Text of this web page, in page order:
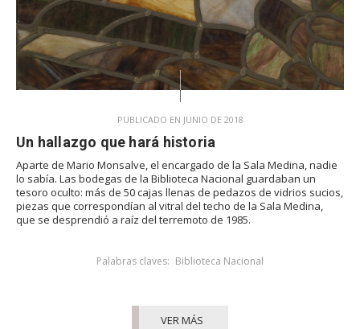
PUBLICADO EN JUNIO DE 2018
Un hallazgo que hará historia
Aparte de Mario Monsalve, el encargado de la Sala Medina, nadie
lo sabía. Las bodegas de la Biblioteca Nacional guardaban un
tesoro oculto: más de 50 cajas llenas de pedazos de vidrios sucios,
piezas que correspondían al vitral del techo de la Sala Medina,
que se desprendió a raíz del terremoto de 1985.
Palabras claves: Biblioteca Nacional
VER MÁS